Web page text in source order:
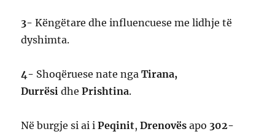
3- Këngëtare dhe influencuese me lidhje të
dyshimta.
4- Shoqëruese nate ngaTirana,
Durrësidhe Prishtina.
Në burgje si ai iPeqinit,Drenovës apo 302-